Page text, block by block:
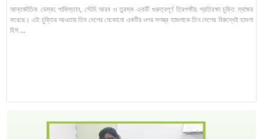
আন্তর্জাতিক ডেস্ক: পাকিস্তান, সৌদি আরব ও তুরস্ক একটি গুরুত্বপূর্ণ ত্রিপক্ষীয় প্রতিরক্ষা চুক্তি স্বাক্ষর
করেছে। এই চুক্তির আওতায় তিন দেশের যেকোনো একটির ওপর সশস্ত্র হামলাকে তিন দেশের বিরুদ্ধেই হামলা
হিস ...